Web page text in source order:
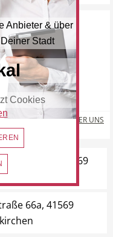
MEHR ÜBER UNS
Straße 2, 41569
66a, 41569
Anbieter & über
Stadt
Cookies